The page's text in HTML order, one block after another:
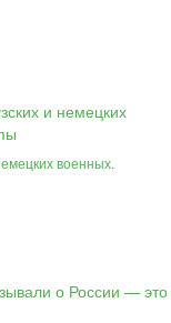
военных.